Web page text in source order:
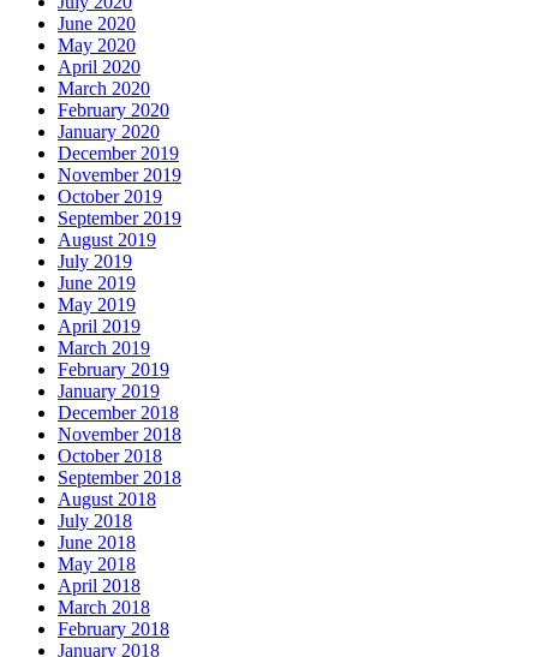
June 2020
May 2020
April 2020
March 2020
February 2020
January 2020
December 2019
November 2019
October 2019
September 2019
August 2019
July 2019
June 2019
May 2019
April 2019
March 2019
February 2019
January 2019
December 2018
November 2018
October 2018
September 2018
August 2018
July 2018
June 2018
May 2018
April 2018
March 2018
February 2018
January 2018